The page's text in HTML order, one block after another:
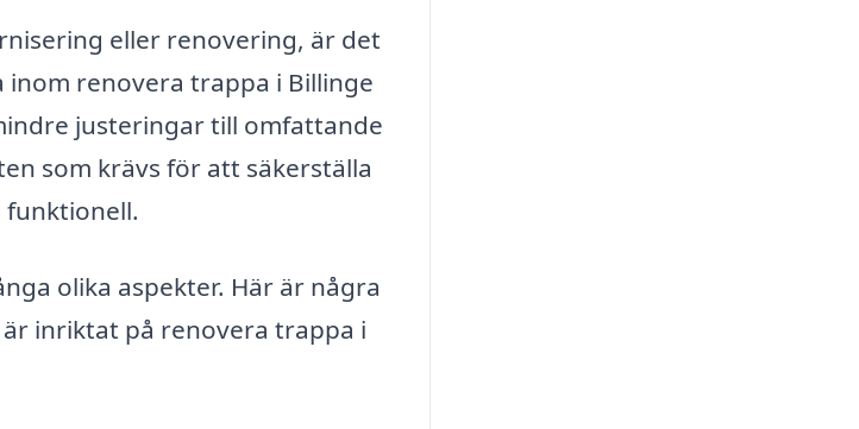
eller renovering, är det
renovera trappa i Billinge
justeringar till omfattande
som krävs för att säkerställa
funktionell.
olika aspekter. Här är några
inriktat på renovera trappa i